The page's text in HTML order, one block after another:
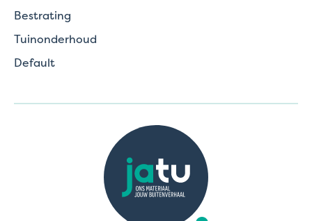
Bestrating
Tuinonderhoud
Default